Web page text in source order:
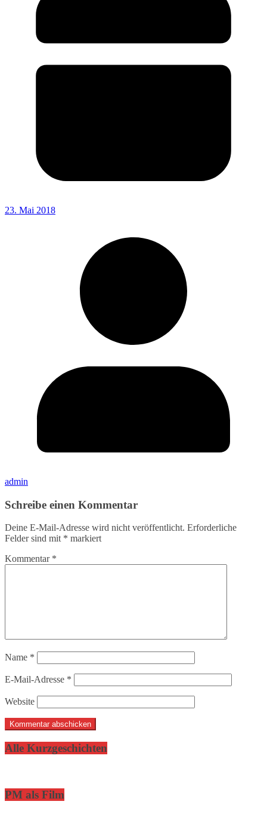
23. Mai 2018
admin
Schreibe einen Kommentar
Deine E-Mail-Adresse wird nicht veröffentlicht. Erforderliche
Felder sind mit * markiert
Kommentar *
Name *
E-Mail-Adresse *
Website
Alle Kurzgeschichten
PM als Film